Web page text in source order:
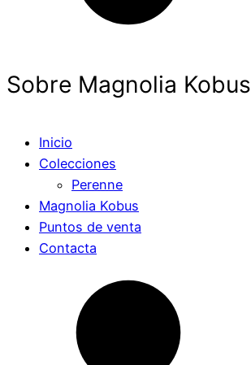
Sobre Magnolia Kobus
Inicio
Colecciones
Perenne
Magnolia Kobus
Puntos de venta
Contacta